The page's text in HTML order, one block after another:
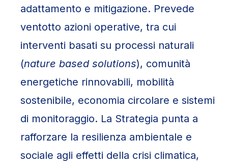
adattamento e mitigazione. Prevede
ventotto azioni operative, tra cui
interventi basati su processi naturali
(nature based solutions), comunità
energetiche rinnovabili, mobilità
sostenibile, economia circolare e sistemi
di monitoraggio. La Strategia punta a
rafforzare la resilienza ambientale e
sociale agli effetti della crisi climatica,